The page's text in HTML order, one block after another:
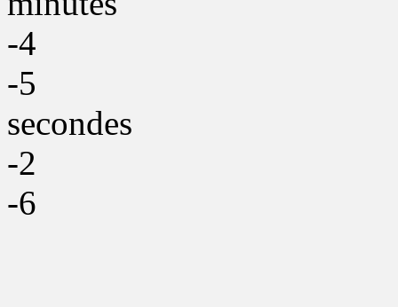
-4
-5
secondes
-2
-6